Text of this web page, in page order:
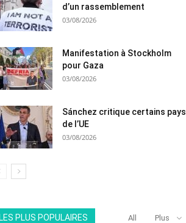
d’un rassemblement
03/08/2026
Manifestation à Stockholm
pour Gaza
03/08/2026
Sánchez critique certains pays
de l’UE
03/08/2026
LES PLUS POPULAIRES All Plus